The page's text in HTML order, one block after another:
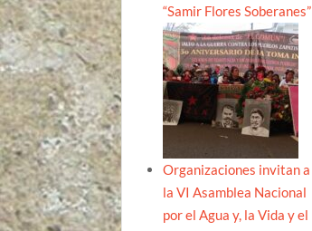
“Samir Flores Soberanes”
Organizaciones invitan a
la VI Asamblea Nacional
por el Agua y, la Vida y el